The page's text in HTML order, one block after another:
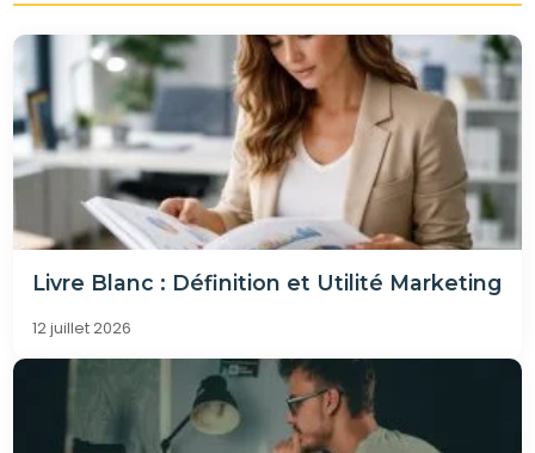
Livre Blanc : Définition et Utilité Marketing
12 juillet 2026